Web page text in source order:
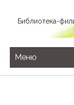
Библиотека-
Меню